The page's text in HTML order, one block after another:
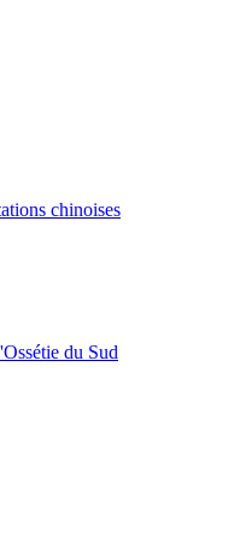
chinoises
du Sud